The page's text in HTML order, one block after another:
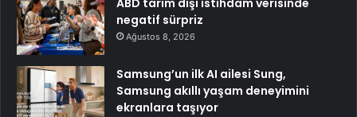
ABD tarım dışı istihdam verisinde
negatif sürpriz
Ağustos 8, 2026
Samsung’un ilk AI ailesi Sung,
Samsung akıllı yaşam deneyimini
ekranlara taşıyor